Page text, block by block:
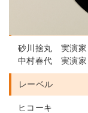
砂川捨丸 実演家
中村春代 実演家
レーベル
ヒコーキ